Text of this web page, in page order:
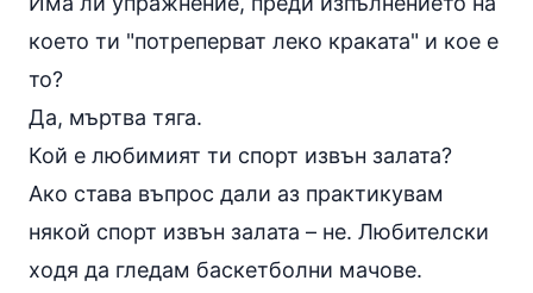
което ти "потреперват леко краката" и кое е
то?
Да, мъртва тяга.
Кой е любимият ти спорт извън залата?
Ако става въпрос дали аз практикувам
някой спорт извън залата – не. Любителски
ходя да гледам баскетболни мачове.